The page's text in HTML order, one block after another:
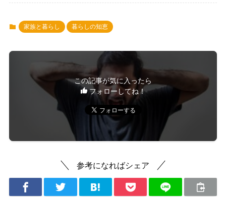
家族と暮らし 暮らしの知恵
この記事が気に入ったら
フォローしてね！
参考になればシェア